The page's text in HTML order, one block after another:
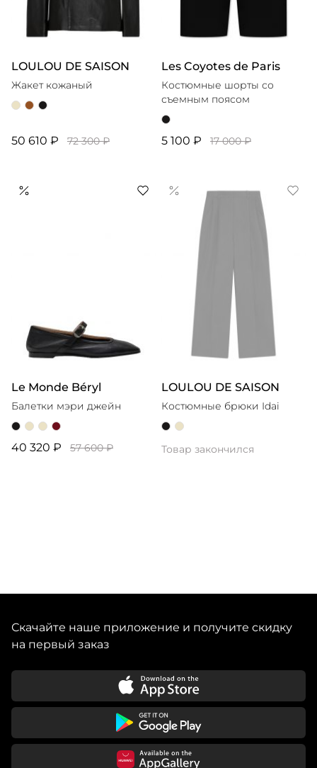
LOULOU DE SAISON
Жакет кожаный
50 610 ₽ 72 300 ₽
Les Coyotes de Paris
Костюмные шорты со
съемным поясом
5 100 ₽ 17 000 ₽
Le Monde Béryl
Балетки мэри джейн
40 320 ₽ 57 600 ₽
LOULOU DE SAISON
Костюмные брюки Idai
Товар закончился
Скачайте наше приложение и получите скидку
на первый заказ